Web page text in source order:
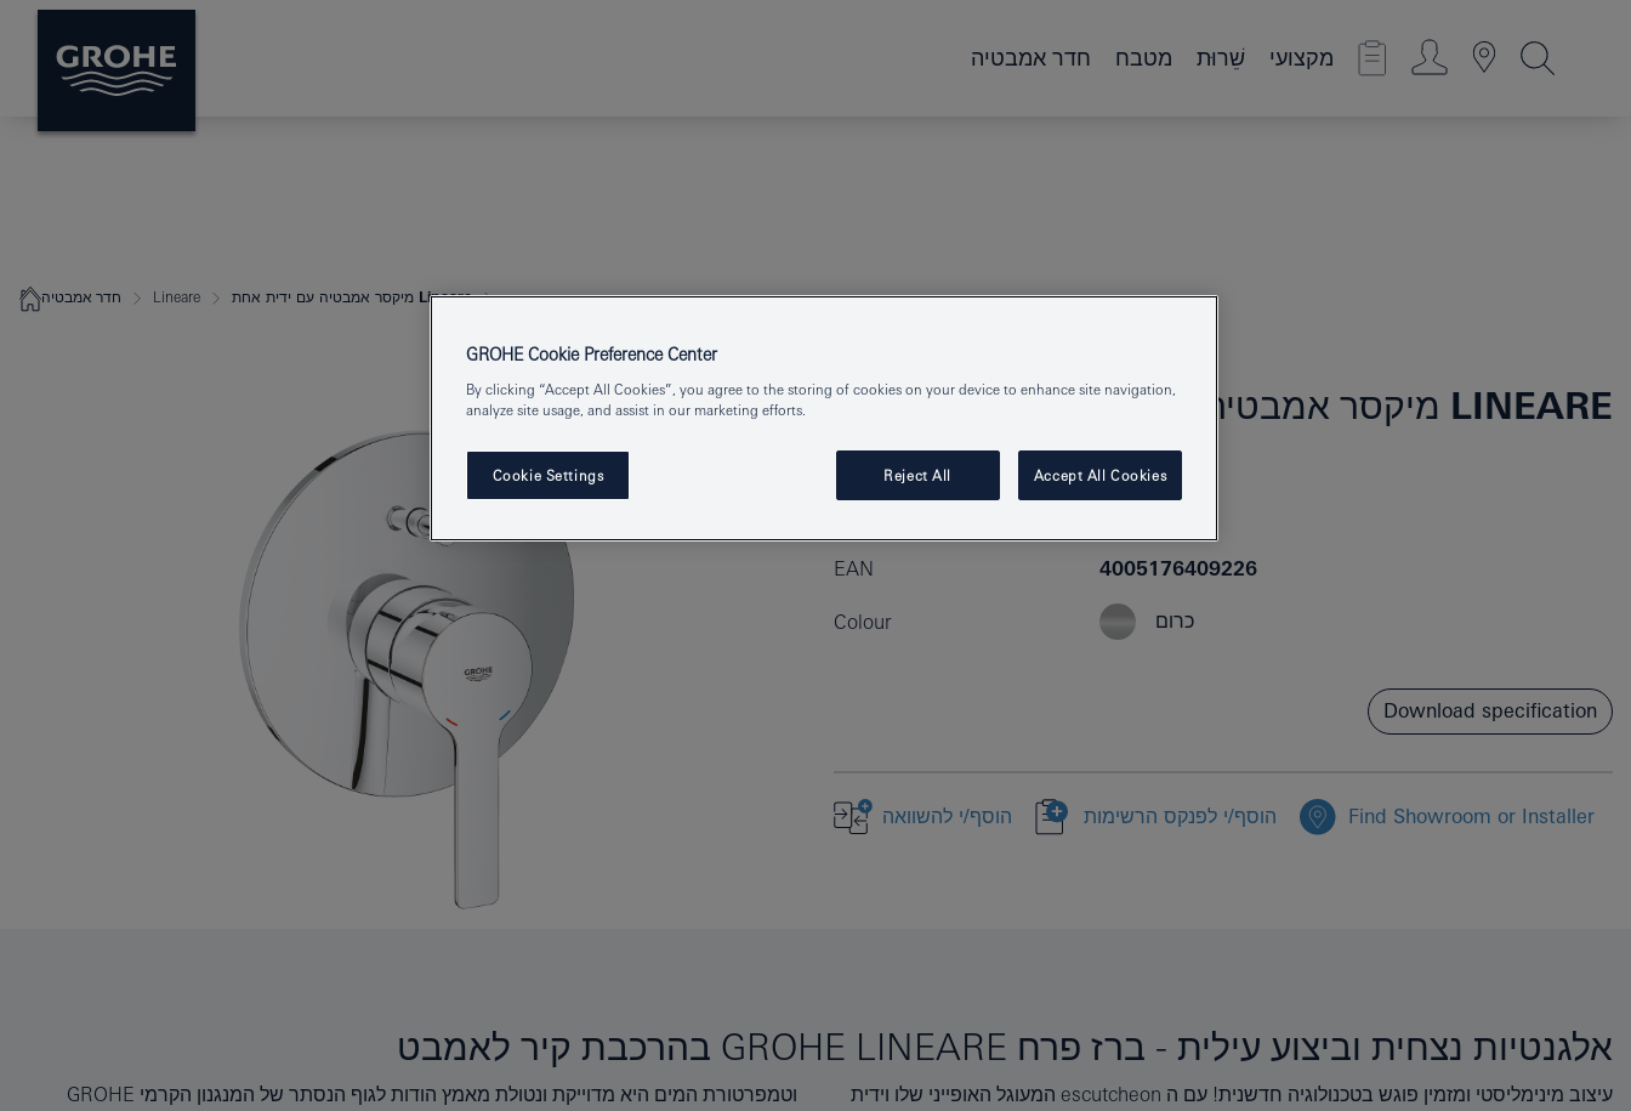
חדר אמבטיה מטבח שֵׁרוּת מקצועי
חדר אמבטיה Lineare Lineare מיקסר אמבטיה עם ידית אחת
LINEARE מיקסר אמבטיה עם ידית אחת
EAN 4005176409226
Colour כרום
Download specification
Find Showroom or Installer הוסף/י לפנקס הרשימות הוסף/י להשוואה
אלגנטיות נצחית וביצוע עילית - ברז פרח GROHE LINEARE בהרכבת קיר לאמבט
עיצוב מינימליסטי ומזמין פוגש בטכנולוגיה חדשנית! עם ה escutcheon המעוגל האופייני שלו וידית
וטמפרטורת המים היא מדוייקת ונטולת מאמץ הודות לגוף הנסתר של המנגנון הקרמי GROHE
GROHE Cookie Preference Center
By clicking “Accept All Cookies”, you agree to the storing of cookies on your device to enhance site navigation,
analyze site usage, and assist in our marketing efforts.
Cookie Settings Reject All Accept All Cookies